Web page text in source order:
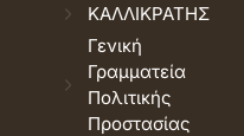
ΚΑΛΛΙΚΡΑΤΗΣ
Γενική
Γραμματεία
Πολιτικής
Προστασίας